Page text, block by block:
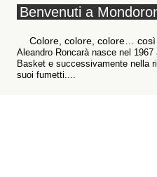
Benvenuti a
Colore, colore, colore… così
Aleandro Roncarà nasce nel
Basket e successivamente nella
suoi fumetti....